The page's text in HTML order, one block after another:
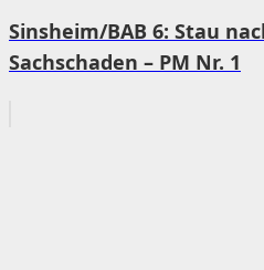
Sinsheim/BAB 6: Stau
Sachschaden – PM Nr. 1